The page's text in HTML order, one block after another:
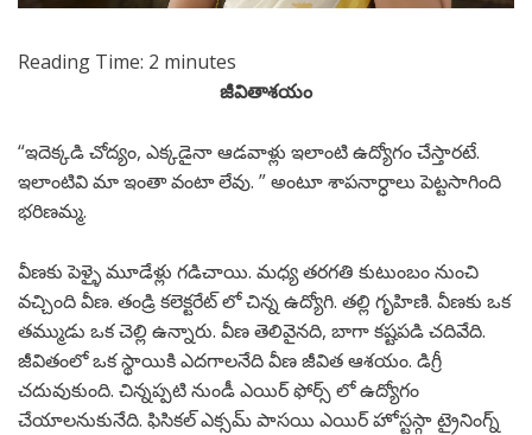
Reading Time: 2 minutes
జీవితాశయం
“ఇదెక్కడి చోద్యం, ఎక్కడైనా ఆడవాళ్లు ఇలాంటి ఉద్యోగం చేస్తారటే.
ఇలాంటివి మా ఇంతా వంటా లేవు. ” అంటూ శాపనార్ధాలు పెట్టసాగింది
భరిణమ్మ.
వీణకు పెళ్ళై మూడేళ్లు గడిచాయి. మధ్య తరగతి కుటుంబం నుంచి
వచ్చింది వీణ. తండ్రి కలెక్టరేట్ లో చిన్న ఉద్యోగి. తల్లి గృహిణి. వీణకు ఒక
తమ్ముడు ఒక చెల్లి ఉన్నారు. వీణ తెలివైనది, బాగా కష్టపడి చదివేది.
జీవితంలో ఒక స్థాయికి ఎదగాలనేది వీణ జీవిత ఆశయం. డిగ్రీ
చదువుకుంది. చిన్నప్పటి నుండీ ఎయిర్ ఫోర్స్ లో ఉద్యోగం
చేయాలనుకునేది. ఫిసికల్ ఎక్సమ్ పాసయి ఎయిర్ హోస్టస్గా ట్రైనింగ్న్